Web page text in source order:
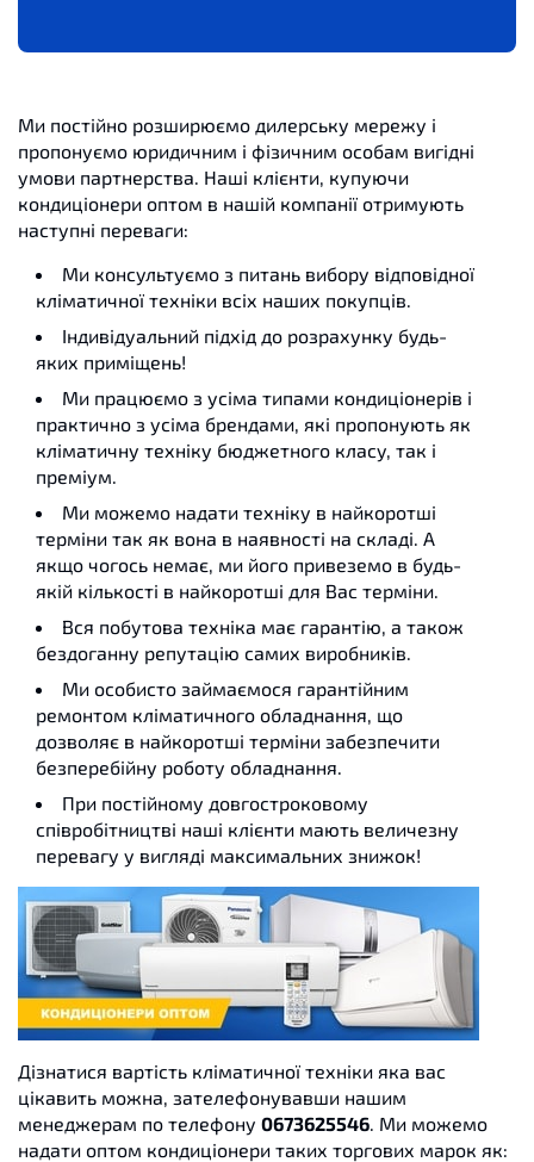
Ми постійно розширюємо дилерську мережу і
пропонуємо юридичним і фізичним особам вигідні
умови партнерства. Наші клієнти, купуючи
кондиціонери оптом в нашій компанії отримують
наступні переваги:
Ми консультуємо з питань вибору відповідної
кліматичної техніки всіх наших покупців.
Індивідуальний підхід до розрахунку будь-
яких приміщень!
Ми працюємо з усіма типами кондиціонерів і
практично з усіма брендами, які пропонують як
кліматичну техніку бюджетного класу, так і
преміум.
Ми можемо надати техніку в найкоротші
терміни так як вона в наявності на складі. А
якщо чогось немає, ми його привеземо в будь-
якій кількості в найкоротші для Вас терміни.
Вся побутова техніка має гарантію, а також
бездоганну репутацію самих виробників.
Ми особисто займаємося гарантійним
ремонтом кліматичного обладнання, що
дозволяє в найкоротші терміни забезпечити
безперебійну роботу обладнання.
При постійному довгостроковому
співробітництві наші клієнти мають величезну
перевагу у вигляді максимальних знижок!
Дізнатися вартість кліматичної техніки яка вас
цікавить можна, зателефонувавши нашим
менеджерам по телефону 0673625546. Ми можемо
надати оптом кондиціонери таких торгових марок як: